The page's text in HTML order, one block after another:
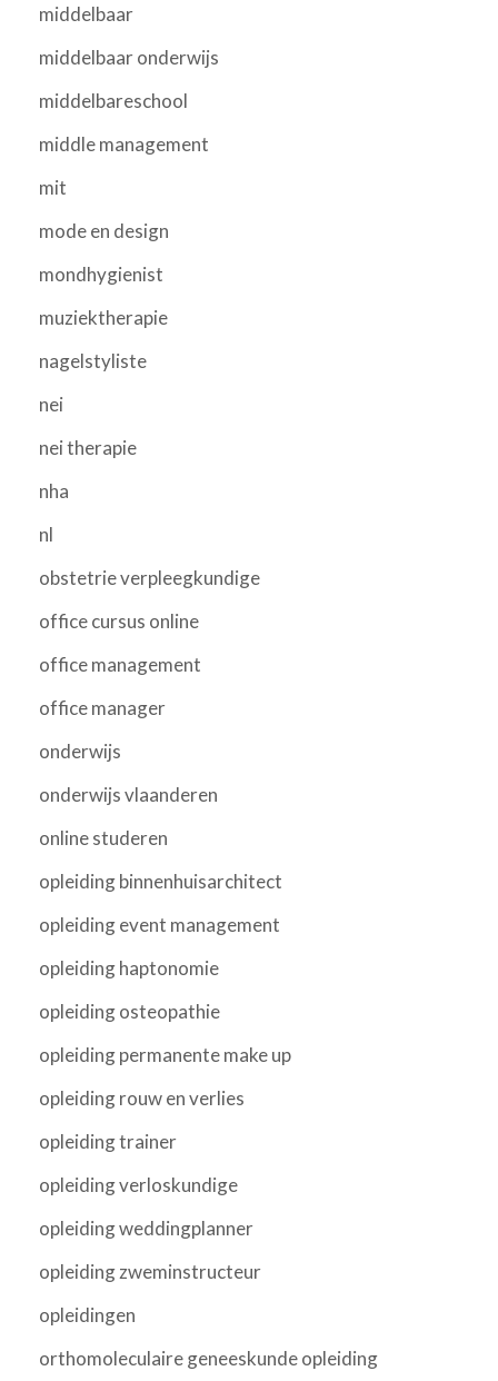
middelbaar
middelbaar onderwijs
middelbareschool
middle management
mit
mode en design
mondhygienist
muziektherapie
nagelstyliste
nei
nei therapie
nha
nl
obstetrie verpleegkundige
office cursus online
office management
office manager
onderwijs
onderwijs vlaanderen
online studeren
opleiding binnenhuisarchitect
opleiding event management
opleiding haptonomie
opleiding osteopathie
opleiding permanente make up
opleiding rouw en verlies
opleiding trainer
opleiding verloskundige
opleiding weddingplanner
opleiding zweminstructeur
opleidingen
orthomoleculaire geneeskunde opleiding